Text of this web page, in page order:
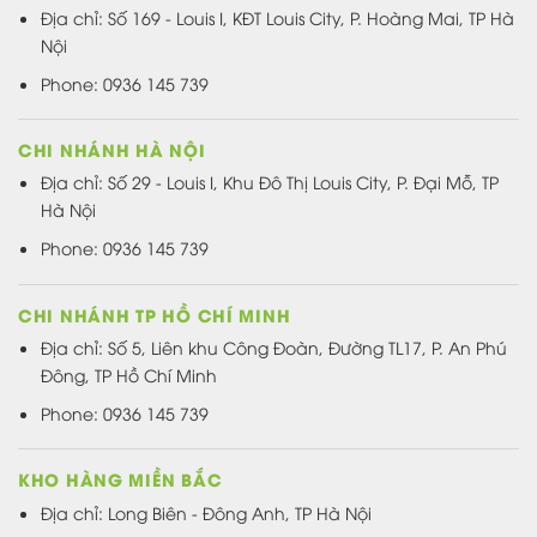
Địa chỉ: Số 169 - Louis I, KĐT Louis City, P. Hoàng Mai, TP Hà
Nội
Phone: 0936 145 739
CHI NHÁNH HÀ NỘI
Địa chỉ: Số 29 - Louis I, Khu Đô Thị Louis City, P. Đại Mỗ, TP
Hà Nội
Phone: 0936 145 739
CHI NHÁNH TP HỒ CHÍ MINH
Địa chỉ: Số 5, Liên khu Công Đoàn, Đường TL17, P. An Phú
Đông, TP Hồ Chí Minh
Phone: 0936 145 739
KHO HÀNG MIỀN BẮC
Địa chỉ: Long Biên - Đông Anh, TP Hà Nội